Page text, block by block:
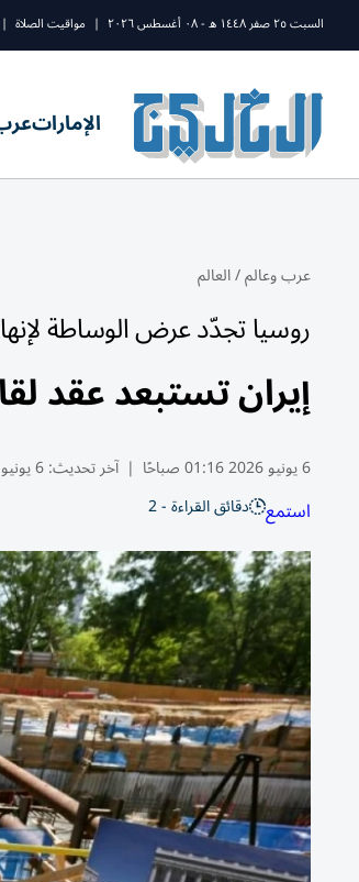
السبت ٢٥ صفر ١٤٤٨ ه - ٠٨ أغسطس ٢٠٢٦ | مواقيت الصلاة |
الإمارات
عرب وعالم/العالم
روسيا تجدّد عرض الوساطة
إيران تستبعد عقد
6 يونيو 2026 01:16 صباحًا | آخر تحديث:6 يونيو 01:18 2026
استمع دقائق القراءة - 2